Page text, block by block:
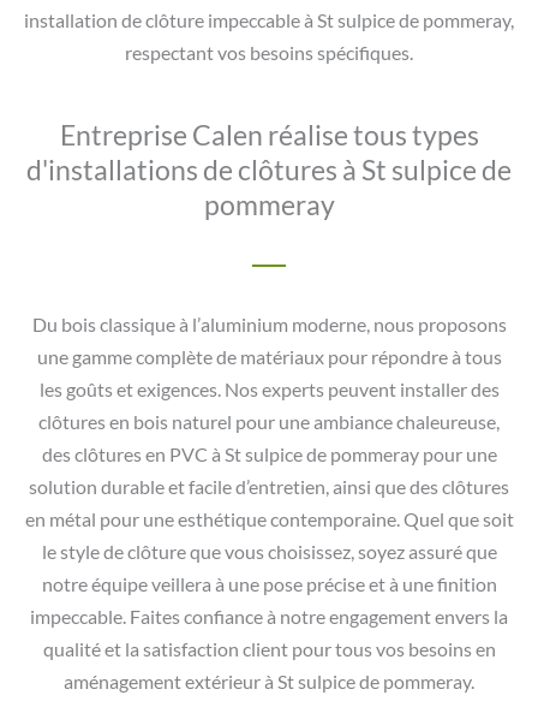
installation de clôture impeccable à St sulpice de pommeray,
respectant vos besoins spécifiques.
Entreprise Calen réalise tous types
d'installations de clôtures à St sulpice de
pommeray
Du bois classique à l’aluminium moderne, nous proposons
une gamme complète de matériaux pour répondre à tous
les goûts et exigences. Nos experts peuvent installer des
clôtures en bois naturel pour une ambiance chaleureuse,
des clôtures en PVC à St sulpice de pommeray pour une
solution durable et facile d’entretien, ainsi que des clôtures
en métal pour une esthétique contemporaine. Quel que soit
le style de clôture que vous choisissez, soyez assuré que
notre équipe veillera à une pose précise et à une finition
impeccable. Faites confiance à notre engagement envers la
qualité et la satisfaction client pour tous vos besoins en
aménagement extérieur à St sulpice de pommeray.